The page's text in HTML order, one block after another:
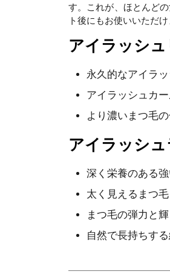
す。これが、ほとんど
ト後にもお使いいただけ
アイラッシュ
永久的なアイラ
アイラッシュカ
より濃いまつ毛
アイラッシュ
深く栄養のある
太く見えるまつ毛
まつ毛の弾力と輝
自然で長持ちす